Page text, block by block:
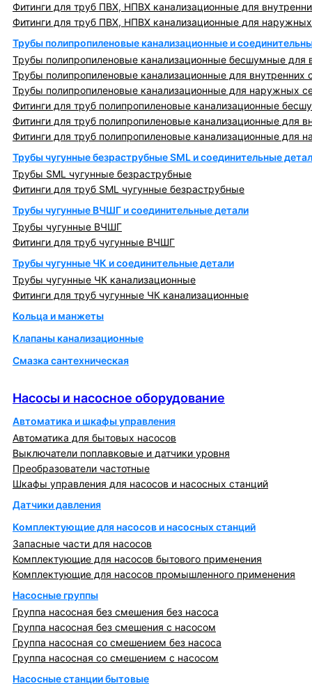
Фитинги для труб ПВХ, НПВХ канализационные для
Фитинги для труб ПВХ, НПВХ канализационные для
Трубы полипропиленовые канализационные и
Трубы полипропиленовые канализационные бесшумные для
Трубы полипропиленовые канализационные для внутренних
Трубы полипропиленовые канализационные для наружных
Фитинги для труб полипропиленовые канализационные
Фитинги для труб полипропиленовые канализационные для
Фитинги для труб полипропиленовые канализационные для
Трубы чугунные безраструбные SML и соединительные
Трубы SML чугунные безраструбные
Фитинги для труб SML чугунные безраструбные
Трубы чугунные ВЧШГ и соединительные детали
Трубы чугунные ВЧШГ
Фитинги для труб чугунные ВЧШГ
Трубы чугунные ЧК и соединительные детали
Трубы чугунные ЧК канализационные
Фитинги для труб чугунные ЧК канализационные
Кольца и манжеты
Клапаны канализационные
Смазка сантехническая
Насосы и насосное оборудование
Автоматика и шкафы управления
Автоматика для бытовых насосов
Выключатели поплавковые и датчики уровня
Преобразователи частотные
Шкафы управления для насосов и насосных станций
Датчики давления
Комплектующие для насосов и насосных станций
Запасные части для насосов
Комплектующие для насосов бытового применения
Комплектующие для насосов промышленного применения
Насосные группы
Группа насосная без смешения без насоса
Группа насосная без смешения с насосом
Группа насосная со смешением без насоса
Группа насосная со смешением с насосом
Насосные станции бытовые